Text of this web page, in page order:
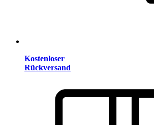
Kostenloser
Rückversand